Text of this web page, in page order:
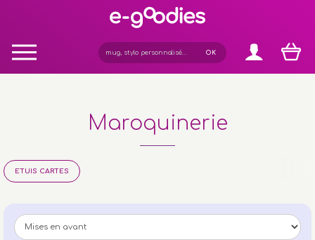
Maroquinerie
ETUIS CARTES